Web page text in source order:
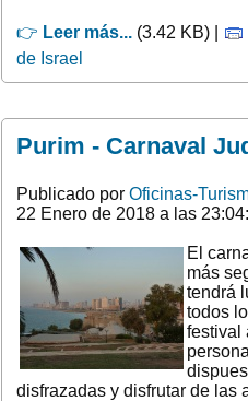
👉 Leer más... (3.42 KB) |
de Israel
Purim - Carnaval
Publicado por Oficinas-
22 Enero de 2018 a las
El
más
tendrá
todos
festival
disfrazadas y disfrutar de las